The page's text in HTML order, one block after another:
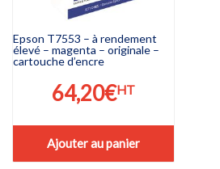
Epson T7553 – à rendement
élevé – magenta – originale –
cartouche d’encre
64,20€HT
Ajouter au panier